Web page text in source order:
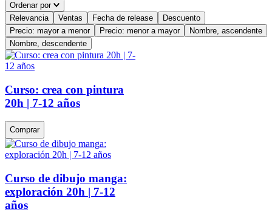
Ordenar por
Relevancia
Ventas Fecha de release
Descuento
Precio: mayor a menor
Precio: menor a mayor
Nombre, ascendente
Nombre, descendente
Curso: crea con pintura
20h | 7-12 años
Comprar
Curso de dibujo manga:
exploración 20h | 7-12
años